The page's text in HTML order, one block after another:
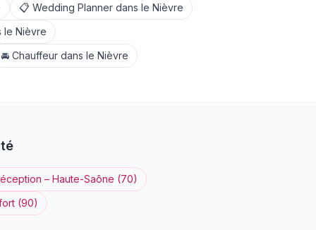
📋 Wedding Planner dans le Nièvre
le Nièvre
🚘 Chauffeur dans le Nièvre
– Haute-Saône (70)
(90)